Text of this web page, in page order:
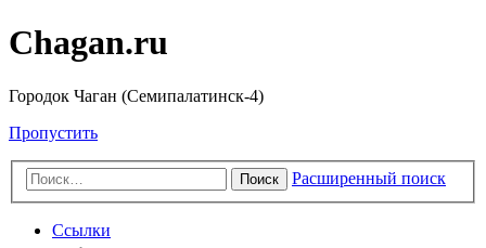
Chagan.ru
Городок Чаган (Семипалатинск-4)
Пропустить
Поиск Расширенный поиск
Ссылки